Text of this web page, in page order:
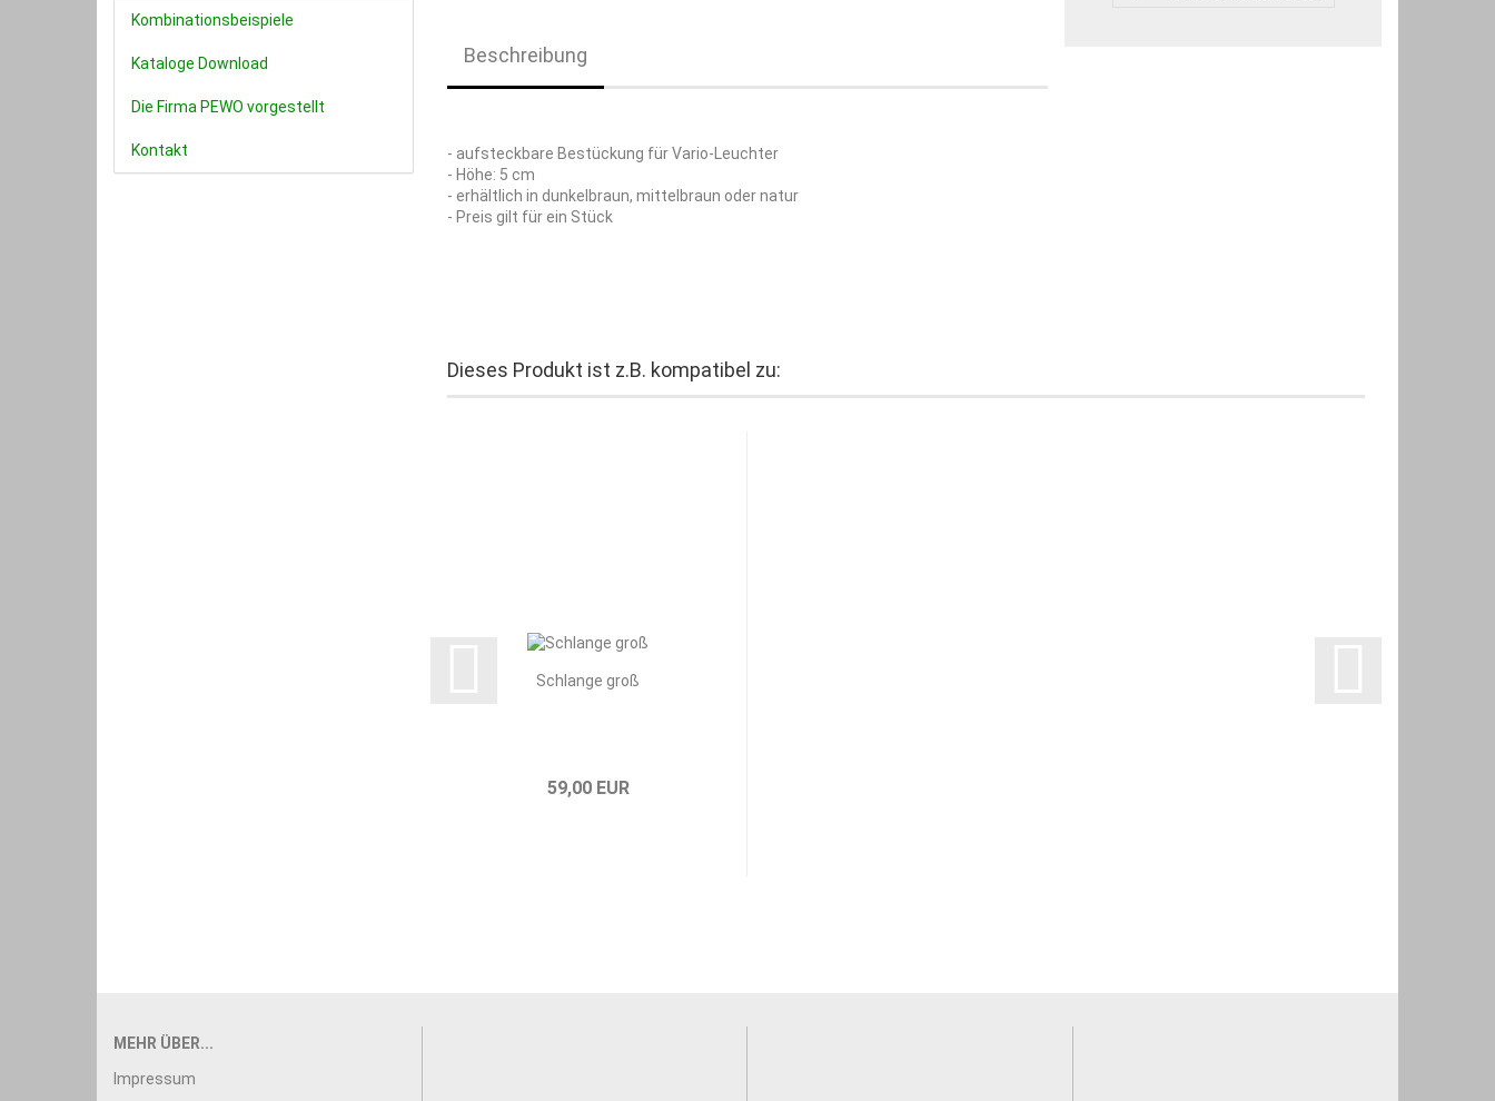
Beschreibung
- aufsteckbare Bestückung für Vario-Leuchter
- Höhe: 5 cm
- erhältlich in dunkelbraun, mittelbraun oder natur
- Preis gilt für ein Stück
Dieses Produkt ist z.B. kompatibel zu:
Schlange groß
59,00 EUR
Kombinationsbeispiele
Kataloge Download
Die Firma PEWO vorgestellt
Kontakt
MEHR ÜBER...
Impressum